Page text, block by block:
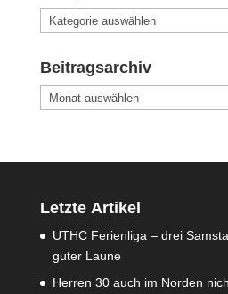
Kategorien
Beitragsarchiv
Beitragsarchiv
Letzte Artikel
UTHC Ferienliga – drei
guter Laune
Herren 30 auch im Norden